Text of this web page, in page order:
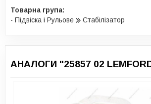
Товарна група:
- Підвіска і Рульове
Стабілізатор
АНАЛОГИ "25857 02